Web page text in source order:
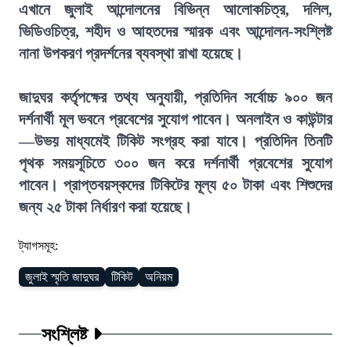
এখানে জুলাই আন্দোলনের বিভিন্ন আলোকচিত্র, দলিল,
ভিডিওচিত্র, শহীদ ও আহতদের স্মারক এবং আন্দোলন-সংশ্লিষ্ট
নানা উপকরণ প্রদর্শনের ব্যবস্থা রাখা হয়েছে।
জাদুঘর কর্তৃপক্ষের তথ্য অনুযায়ী, প্রতিদিন সর্বোচ্চ ৯০০ জন
দর্শনার্থী মূল ভবনে প্রবেশের সুযোগ পাবেন। অনলাইন ও কাউন্টার
—উভয় মাধ্যমেই টিকিট সংগ্রহ করা যাবে। প্রতিদিন তিনটি
পৃথক সময়সূচিতে ৩০০ জন করে দর্শনার্থী প্রবেশের সুযোগ
পাবেন। প্রাপ্তবয়স্কদের টিকিটের মূল্য ৫০ টাকা এবং শিশুদের
জন্য ২৫ টাকা নির্ধারণ করা হয়েছে।
ট্যাগসমূহ:
জুলাই স্মৃতি জাদুঘর টিকিট অনিয়ম
সংশ্লিষ্ট